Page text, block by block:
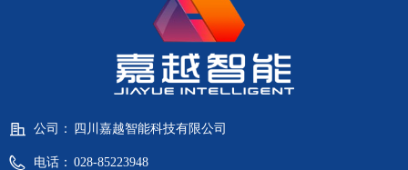
公司： 四川嘉越智能科技有限公司
电话： 028-85223948